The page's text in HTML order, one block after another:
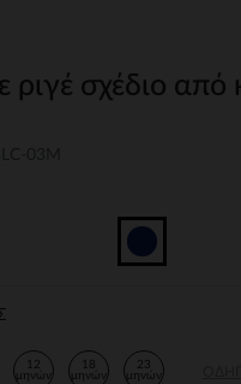
ριγέ σχέδιο από
12
μηνών
18
μηνών
23
μηνών